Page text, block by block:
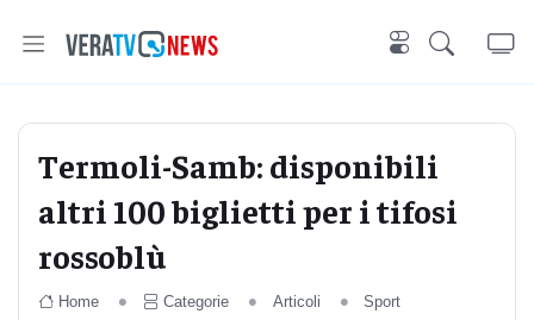
Termoli-Samb: disponibili
altri 100 biglietti per i tifosi
rossoblù
Home Categorie Articoli
Sport